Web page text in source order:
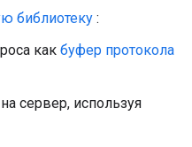
библиотеку :
как буфер протокола
сервер, используя